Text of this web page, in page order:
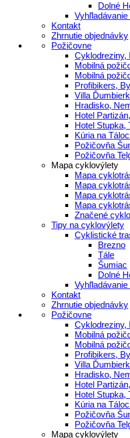
Dolné
Kontakt
Zhrnutie objednávky
Požičovne
Cyklodreziny,
Mobilná
Mobilná
Profibikers,
Villa
Hradisko,
Hotel
Hotel Stupka,
Kúria na
Požičovňa
Požičovňa
Mapa cyklovýlety
Mapa
Mapa
Mapa
Mapa
Značené
Tipy na cyklovýlety
Cyklistické
Brezno
Tále
Šumiac
Dolné
Kontakt
Zhrnutie objednávky
Požičovne
Cyklodreziny,
Mobilná
Mobilná
Profibikers,
Villa
Hradisko,
Hotel
Hotel Stupka,
Kúria na
Požičovňa
Požičovňa
Mapa cyklovýlety